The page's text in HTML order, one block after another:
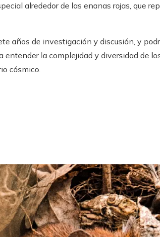
alrededor de las enanas rojas, que
años de investigación y discusión, y
la complejidad y diversidad de
cósmico.